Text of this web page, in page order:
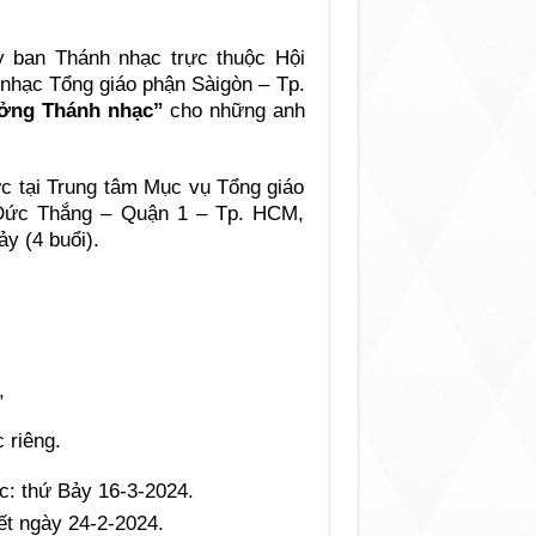
Thánh nhạc trực thuộc Hội
Tổng giáo phận Sàigòn – Tp.
Thánh nhạc” cho những anh
tại Trung tâm Mục vụ Tổng giáo
Thắng – Quận 1 – Tp. HCM,
(4 buổi).
riêng.
thứ Bảy 16-3-2024.
ngày 24-2-2024.